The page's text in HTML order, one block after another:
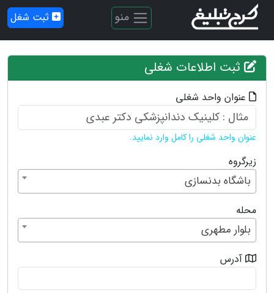
منو ثبت شغل
ثبت اطلاعات شغلی
عنوان واحد شغلی
عنوان واحد شغلی را کامل وارد نمایید.
زیرگروه
باشگاه بدنسازی
محله
بلوار مطهری
آدرس